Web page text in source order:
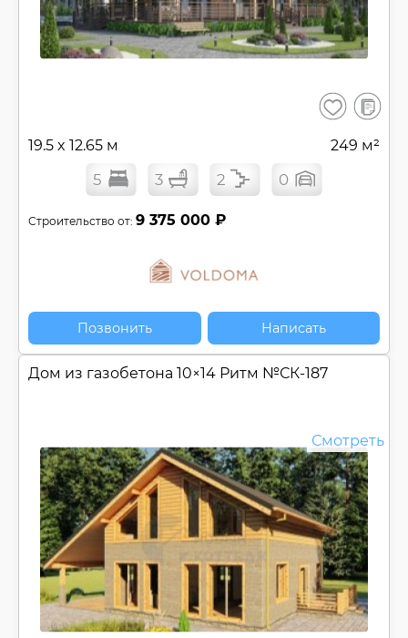
Сохранить
В
19.5 x 12.65 м 249 м²
5 3 2 0
Строительство от: 9 375 000 ₽
Позвонить Написать
Дом из газобетона 10×14 Ритм №СК-187
Смотреть